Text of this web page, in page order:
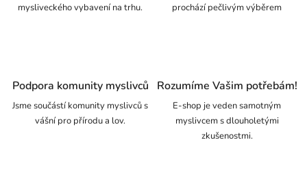
mysliveckého vybavení na trhu.
prochází pečlivým výběrem
Podpora komunity myslivců
Jsme součástí komunity myslivců s
vášní pro přírodu a lov.
Rozumíme Vašim potřebám!
E-shop je veden samotným
myslivcem s dlouholetými
zkušenostmi.